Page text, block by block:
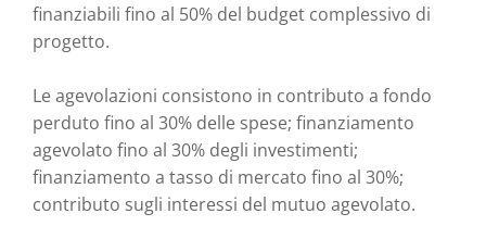
finanziabili fino al 50% del budget complessivo di
progetto.
Le agevolazioni consistono in contributo a fondo
perduto fino al 30% delle spese; finanziamento
agevolato fino al 30% degli investimenti;
finanziamento a tasso di mercato fino al 30%;
contributo sugli interessi del mutuo agevolato.